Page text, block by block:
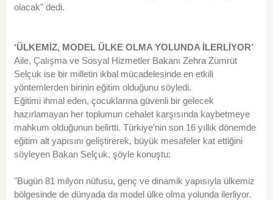
olacak" dedi.
‘ÜLKEMİZ, MODEL ÜLKE OLMA YOLUNDA İLERLİYOR’
Aile, Çalışma ve Sosyal Hizmetler Bakanı Zehra Zümrüt
Selçuk ise bir milletin ikbal mücadelesinde en etkili
yöntemlerden birinin eğitim olduğunu söyledi.
Eğitimi ihmal eden, çocuklarına güvenli bir gelecek
hazırlamayan her toplumun cehalet karşısında kaybetmeye
mahkum olduğunun belirtti. Türkiye’nin son 16 yıllık dönemde
eğitim alt yapısını geliştirerek, büyük mesafeler kat ettiğini
söyleyen Bakan Selçuk, şöyle konuştu:
"Bugün 81 milyon nüfusu, genç ve dinamik yapısıyla ülkemiz
bölgesinde de dünyada da model ülke olma yolunda ilerliyor.